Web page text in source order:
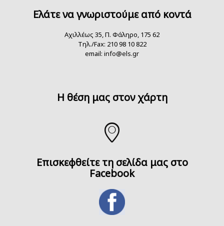
Ελάτε να γνωριστούμε από κοντά
Αχιλλέως 35, Π. Φάληρο, 175 62
Τηλ./Fax: 210 98 10 822
email: info@els.gr
H θέση μας στον χάρτη
Επισκεφθείτε τη σελίδα μας στο
Facebook